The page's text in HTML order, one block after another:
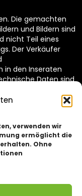
verwenden wir
ermöglicht die
Ohne
Die gemachten
und Bildern sind
nicht Teil eines
Der Verkäufer
in den Inseraten
Daten sind
Toleranzen
Dekoration